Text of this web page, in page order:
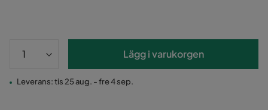
Lägg i varukorgen
Leverans: tis 25 aug. - fre 4 sep.